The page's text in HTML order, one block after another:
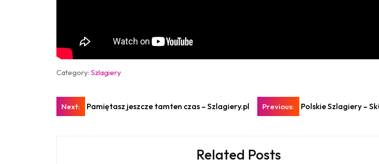
Category: Szlagiery
Nawigacja
Previous: Polskie Szlagiery –
Next: Pamiętasz jeszcze tamten czas – Szlagiery.pl
Related Posts